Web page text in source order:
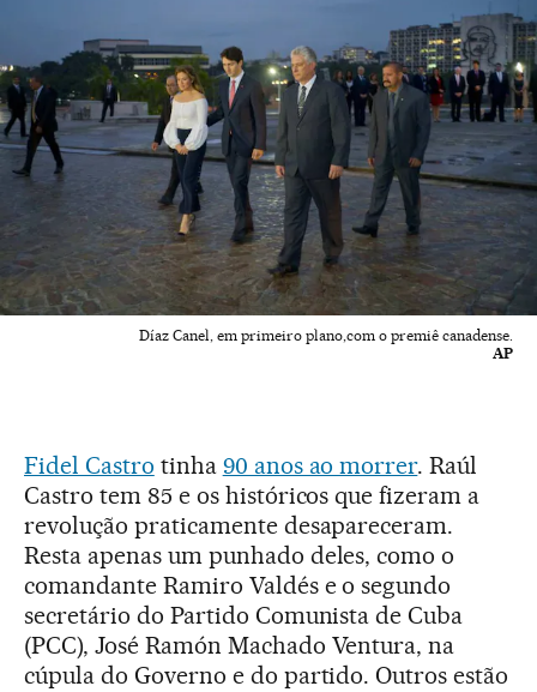
Díaz Canel, em primeiro plano,com o premiê canadense.
AP
Fidel Castro tinha 90 anos ao morrer. Raúl
Castro tem 85 e os históricos que fizeram a
revolução praticamente desapareceram.
Resta apenas um punhado deles, como o
comandante Ramiro Valdés e o segundo
secretário do Partido Comunista de Cuba
(PCC), José Ramón Machado Ventura, na
cúpula do Governo e do partido. Outros estão